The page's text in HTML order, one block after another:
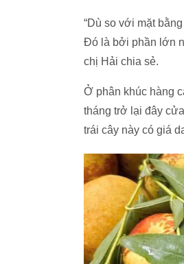
“Dù so với mặt
Đó là bởi phần lớn
chị Hải chia sẻ.
Ở phân khúc hàng
tháng trở lại đây
trái cây này có giá